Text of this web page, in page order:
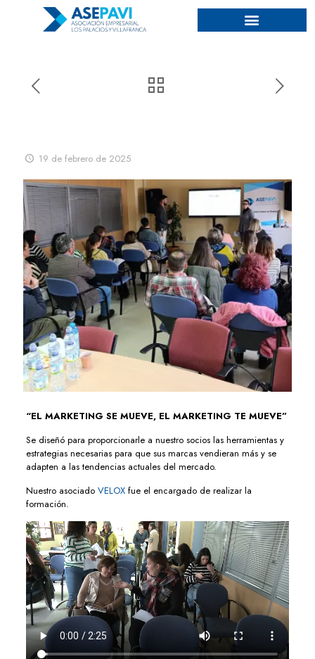
19 de febrero de 2025
“EL MARKETING SE MUEVE, EL MARKETING TE MUEVE”
Se diseñó para proporcionarle a nuestro socios las herramientas y
estrategias necesarias para que sus marcas vendieran más y se
adapten a las tendencias actuales del mercado.
Nuestro asociado VELOX fue el encargado de realizar la
formación.